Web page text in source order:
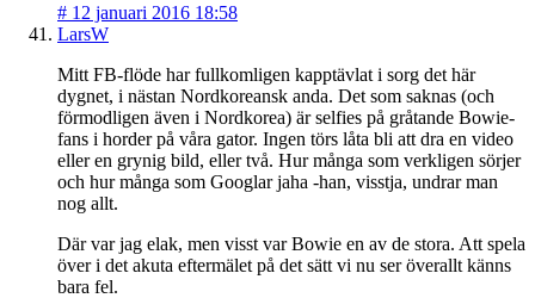
# 12 januari 2016 18:58
LarsW
Mitt FB-flöde har fullkomligen kapptävlat i sorg det här
dygnet, i nästan Nordkoreansk anda. Det som saknas (och
förmodligen även i Nordkorea) är selfies på gråtande Bowie-
fans i horder på våra gator. Ingen törs låta bli att dra en video
eller en grynig bild, eller två. Hur många som verkligen sörjer
och hur många som Googlar jaha -han, visstja, undrar man
nog allt.
Där var jag elak, men visst var Bowie en av de stora. Att spela
över i det akuta eftermälet på det sätt vi nu ser överallt känns
bara fel.